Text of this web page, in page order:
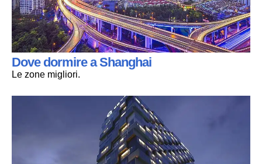
Dove dormire a Shanghai
Le zone migliori.